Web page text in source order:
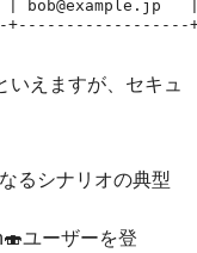
+------------------
いえますが、セキュ
るシナリオの典型
ユーザーを登